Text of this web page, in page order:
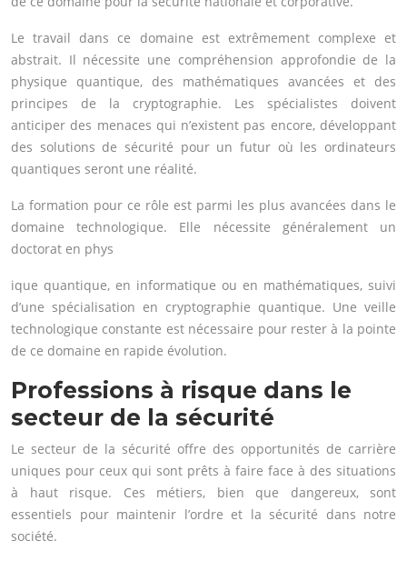
Le travail dans ce domaine est extrêmement complexe et
abstrait. Il nécessite une compréhension approfondie de la
physique quantique, des mathématiques avancées et des
principes de la cryptographie. Les spécialistes doivent
anticiper des menaces qui n’existent pas encore, développant
des solutions de sécurité pour un futur où les ordinateurs
quantiques seront une réalité.
La formation pour ce rôle est parmi les plus avancées dans le
domaine technologique. Elle nécessite généralement un
doctorat en phys
ique quantique, en informatique ou en mathématiques, suivi
d’une spécialisation en cryptographie quantique. Une veille
technologique constante est nécessaire pour rester à la pointe
de ce domaine en rapide évolution.
Professions à risque dans le
secteur de la sécurité
Le secteur de la sécurité offre des opportunités de carrière
uniques pour ceux qui sont prêts à faire face à des situations
à haut risque. Ces métiers, bien que dangereux, sont
essentiels pour maintenir l’ordre et la sécurité dans notre
société.